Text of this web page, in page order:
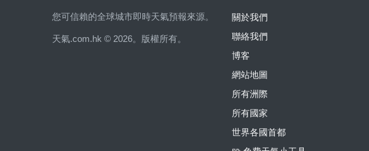
您可信賴的全球城市即時天氣預報來源。
天氣.com.hk © 2026。版權所有。
關於我們
聯絡我們
博客
網站地圖
所有洲際
所有國家
世界各國首都